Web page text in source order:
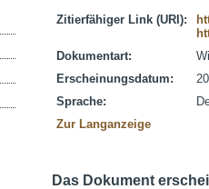
Zitierfähiger Link (URI):
Dokumentart:
Erscheinungsdatum:
Sprache:
Zur Langanzeige
Das Dokument